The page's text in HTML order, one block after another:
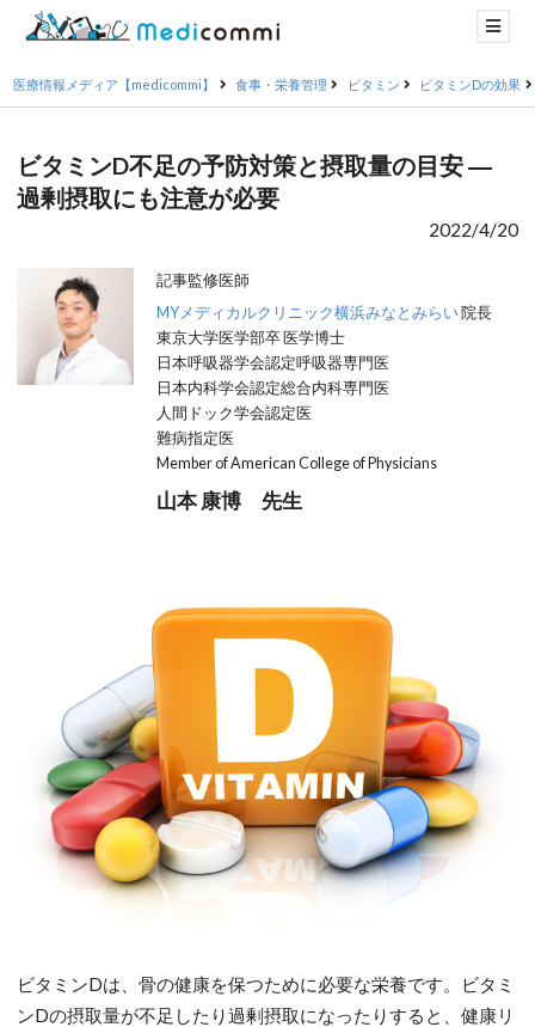
医療情報メディア【medicommi】 食事・栄養管理 ビタミン ビタミンDの効果
ビタミンD不足の予防対策と摂取量の目安 ―
過剰摂取にも注意が必要
2022/4/20
記事監修医師
MYメディカルクリニック横浜みなとみらい院長
東京大学医学部卒 医学博士
日本呼吸器学会認定呼吸器専門医
日本内科学会認定総合内科専門医
人間ドック学会認定医
難病指定医
Member of American College of Physicians
山本 康博 先生
ビタミンDは、骨の健康を保つために必要な栄養です。ビタミ
ンDの摂取量が不足したり過剰摂取になったりすると、健康リ